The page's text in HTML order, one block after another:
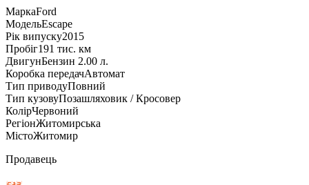
МаркаFord
МодельEscape
Рік випуску2015
Пробіг191 тис. км
ДвигунБензин 2.00 л.
Коробка передачАвтомат
Тип приводуПовний
Тип кузовуПозашляховик / Кросовер
КолірЧервоний
РегіонЖитомирська
МістоЖитомир
Продавець